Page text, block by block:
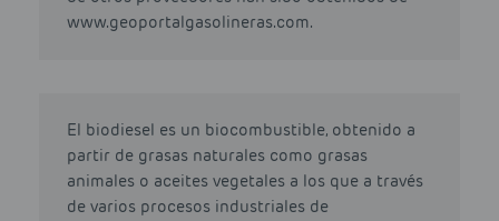
www.geoportalgasolineras.com.
El biodiesel es un biocombustible, obtenido a
partir de grasas naturales como grasas
animales o aceites vegetales a los que a través
de varios procesos industriales de